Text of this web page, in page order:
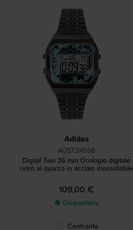
Adidas
AOST24558
Digital Two 36 mm Orologio digitale
retrò al quarzo in acciaio inossidabile
109,00 €
● Disponibile
Confronta